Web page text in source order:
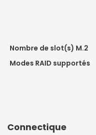
Nombre de slot(s) M.2
Modes RAID supportés
Connectique